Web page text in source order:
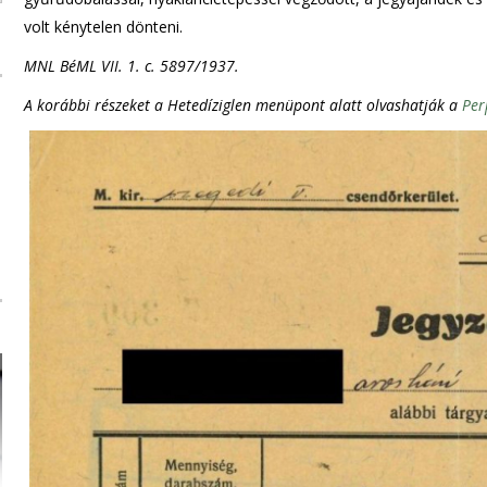
volt kénytelen dönteni.
MNL BéML VII. 1. c. 5897/1937.
A korábbi részeket a Hetedíziglen menüpont alatt olvashatják a